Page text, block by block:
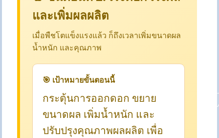
และเพิ่มผลผลิต
เมื่อพืชโตแข็งแรงแล้ว ก็ถึงเวลาเพิ่มขนาดผล
น้ำหนัก และคุณภาพ
🎯 เป้าหมายขั้นตอนนี้
กระตุ้นการออกดอก ขยาย
ขนาดผล เพิ่มน้ำหนัก และ
ปรับปรุงคุณภาพผลผลิต เพื่อ